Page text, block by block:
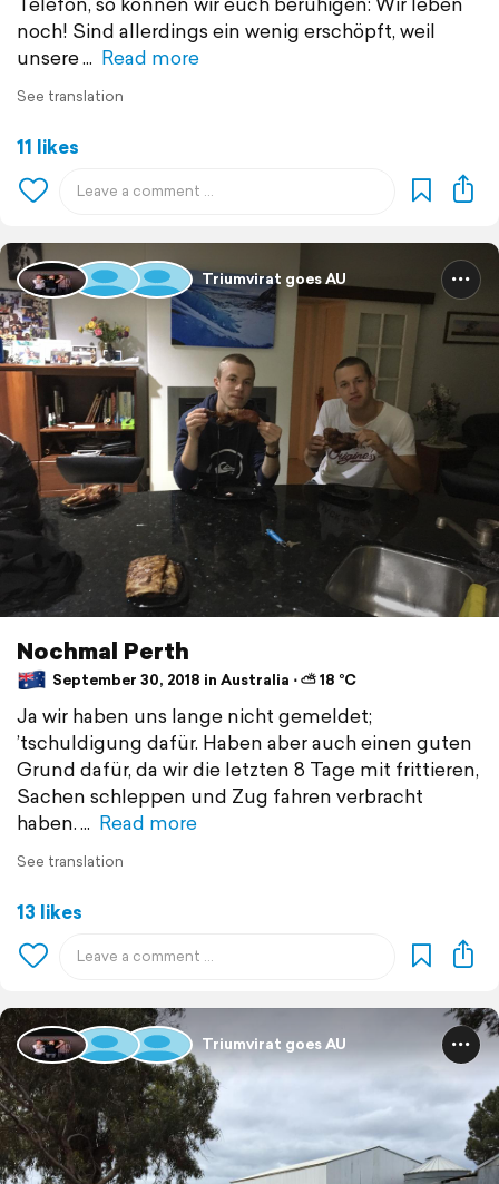
noch! Sind allerdings ein wenig erschöpft, weil
unsere
Read more
See translation
11 likes
Triumvirat goes AU
Nochmal Perth
September 30, 2018 in Australia ⋅ ⛅ 18 °C
Ja wir haben uns lange nicht gemeldet;
’tschuldigung dafür. Haben aber auch einen guten
Grund dafür, da wir die letzten 8 Tage mit frittieren,
Sachen schleppen und Zug fahren verbracht
haben.
Read more
See translation
13 likes
Triumvirat goes AU